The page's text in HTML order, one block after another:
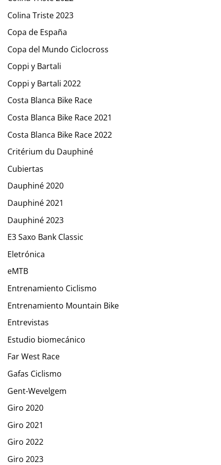
Colina Triste 2023
Copa de España
Copa del Mundo Ciclocross
Coppi y Bartali
Coppi y Bartali 2022
Costa Blanca Bike Race
Costa Blanca Bike Race 2021
Costa Blanca Bike Race 2022
Critérium du Dauphiné
Cubiertas
Dauphiné 2020
Dauphiné 2021
Dauphiné 2023
E3 Saxo Bank Classic
Eletrónica
eMTB
Entrenamiento Ciclismo
Entrenamiento Mountain Bike
Entrevistas
Estudio biomecánico
Far West Race
Gafas Ciclismo
Gent-Wevelgem
Giro 2020
Giro 2021
Giro 2022
Giro 2023